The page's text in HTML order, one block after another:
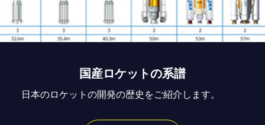
国産ロケットの系譜
日本のロケットの開発の歴史をご紹介します。